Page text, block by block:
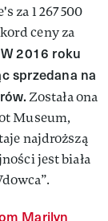
za 1 267 500
ceny za
W 2016 roku
sprzedana na
Została ona
Museum,
najdroższą
jest biała
Marilyn